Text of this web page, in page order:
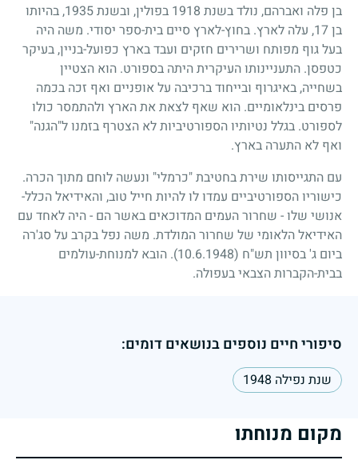
בן פלה ואברהם, נולד בשנת 1918 בפולין, ובשנת1935, בהיותו
בן17, עלה לארץ. בחוץ-לארץ סיים בית-ספר יסודי. משה היה
בעל גוף מפותח ושרירים חזקים ועבד בארץ כפועל-בניין, בעיקר
כטפסן. התעניינותו העיקרית היתה בספורט. הוא הצטיין
בשחייה, באיגרוף ובייחוד ברכיבה על אופניים ואף זכה בכמה
פרסים בינלאומיים. הוא שאף לצאת את הארץ ולהתמסר כולו
לספורט. בגלל נטיותיו הספורטיביות לא הצטרף בזמנו ל"הגנה"
ואף לא התערה בארץ.
עם התגייסותו שירת בחטיבת "כרמלי" ונעשה לוחם מתוך הכרה.
כישוריו הספורטיביים עמדו לו להיות חייל טוב, והאידיאל הכלל-
אנושי שלו - שחרור העמים המדוכאים באשר הם - היה לאחד עם
האידיאל הלאומי של שחרור המולדת. משה נפל בקרב על סג'רה
ביום ג' בסיוון תש"ח (10.6.1948)
. הובא למנוחת-עולמים
בבית-הקברות הצבאי בעפולה.
סיפורי חיים נוספים בנושאים דומים:
שנת נפילה 1948
מקום מנוחתו